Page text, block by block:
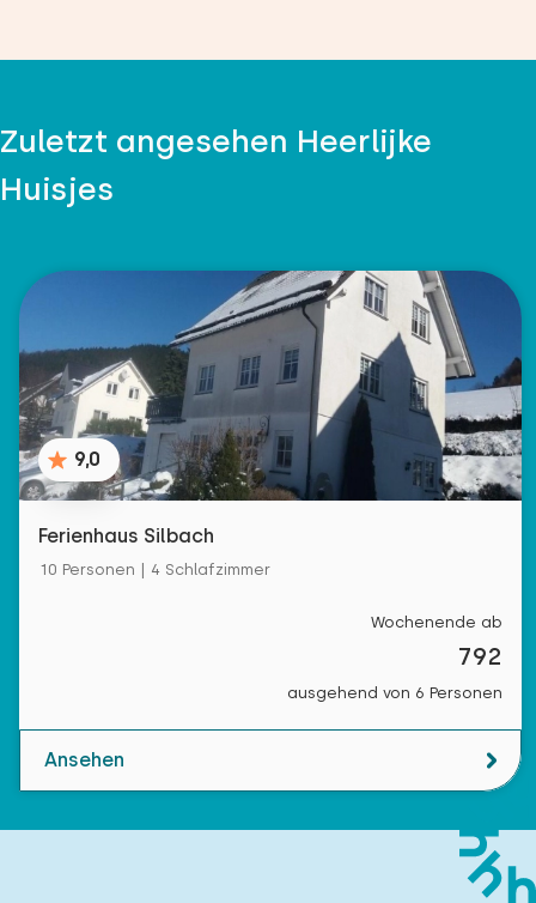
Zuletzt angesehen Heerlijke
Huisjes
9,0
Ferienhaus Silbach
10 Personen | 4 Schlafzimmer
Wochenende ab
792
ausgehend von 6 Personen
Ansehen